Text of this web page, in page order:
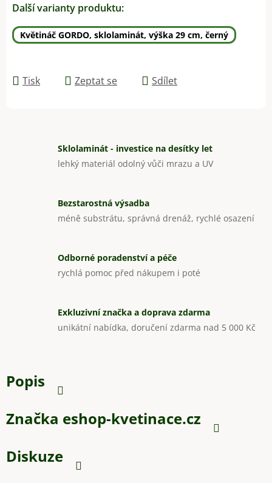
Další varianty produktu:
Květináč GORDO, sklolaminát, výška 29 cm, černý
Tisk Zeptat se Sdílet
Sklolaminát - investice na desítky let
lehký materiál odolný vůči mrazu a UV
Bezstarostná výsadba
méně substrátu, správná drenáž, rychlé osazení
Odborné poradenství a péče
rychlá pomoc před nákupem i poté
Exkluzivní značka a doprava zdarma
unikátní nabídka, doručení zdarma nad 5 000 Kč
Popis
Značka eshop-kvetinace.cz
Diskuze